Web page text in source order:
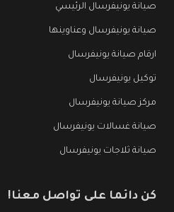
صيانة يونيفرسال الرئيسي
صيانة يونيفرسال وعناوينها
ارقام صيانة يونيفرسال
توكيل يونيفرسال
مركز صيانة يونيفرسال
صيانة غسالات يونيفرسال
صيانة ثلاجات يونيفرسال
كن دائما على تواصل معنا!